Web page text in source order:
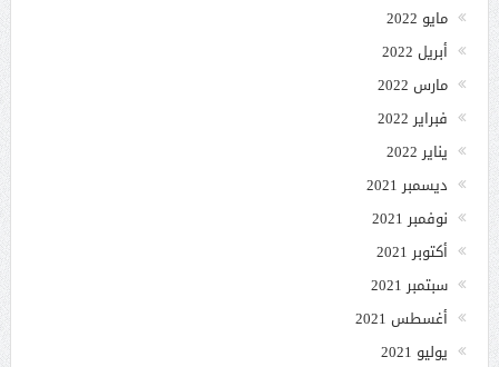
مايو 2022
أبريل 2022
مارس 2022
فبراير 2022
يناير 2022
ديسمبر 2021
نوفمبر 2021
أكتوبر 2021
سبتمبر 2021
أغسطس 2021
يوليو 2021